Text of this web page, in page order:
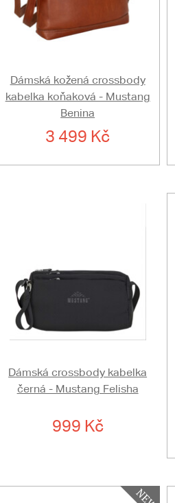
Dámská kožená crossbody
kabelka koňaková - Mustang
Benina
3 499 Kč
Dámská crossbody kabelka
černá - Mustang Felisha
999 Kč